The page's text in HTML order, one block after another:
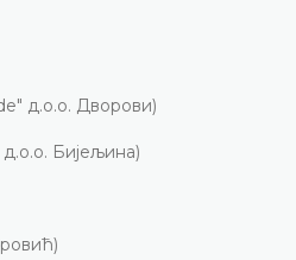
" д.о.о. Дворови)
Бијељина)